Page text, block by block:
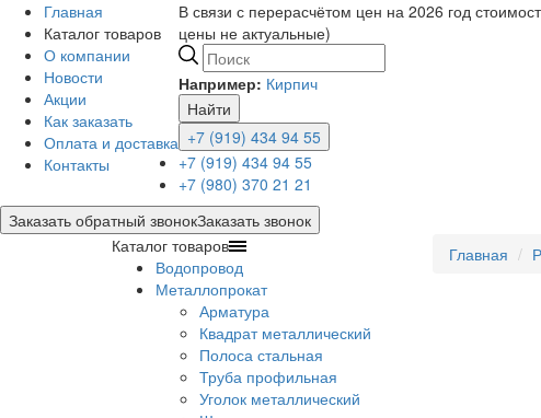
Главная
Каталог товаров
О компании
Новости
Акции
Как заказать
Оплата и доставка
Контакты
В связи с перерасчётом цен на 2026 год
цены не актуальные)
Например: Кирпич
Найти
+7 (919) 434 94 55
+7 (919) 434 94 55
+7 (980) 370 21 21
Заказать обратный звонокЗаказать звонок
Каталог товаров
Водопровод
Металлопрокат
Арматура
Квадрат металлический
Полоса стальная
Труба профильная
Уголок металлический
Главная